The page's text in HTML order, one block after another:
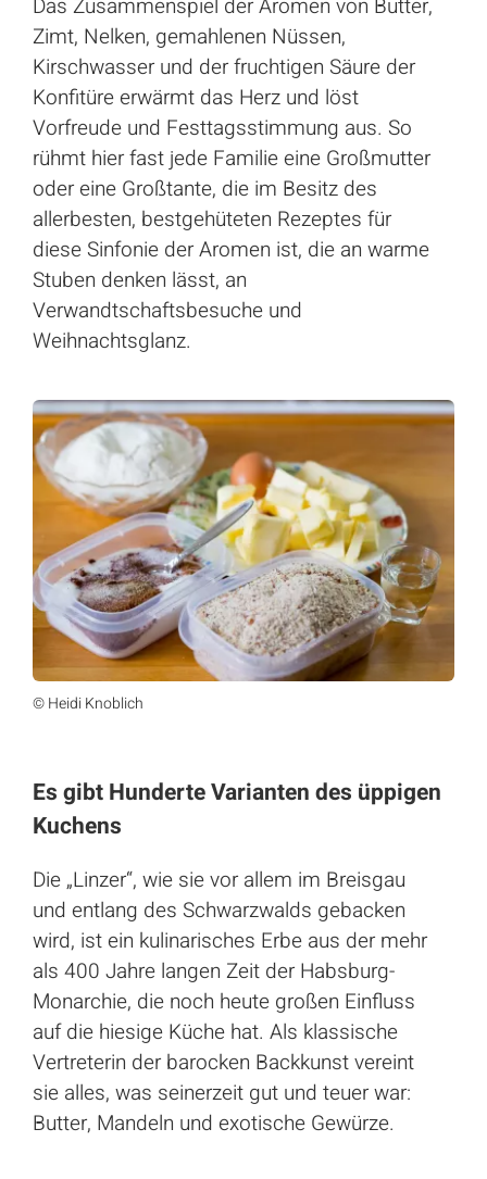
Das Zusammenspiel der Aromen von Butter,
Zimt, Nelken, gemahlenen Nüssen,
Kirschwasser und der fruchtigen Säure der
Konfitüre erwärmt das Herz und löst
Vorfreude und Festtagsstimmung aus. So
rühmt hier fast jede Familie eine Großmutter
oder eine Großtante, die im Besitz des
allerbesten, bestgehüteten Rezeptes für
diese Sinfonie der Aromen ist, die an warme
Stuben denken lässt, an
Verwandtschaftsbesuche und
Weihnachtsglanz.
© Heidi Knoblich
Es gibt Hunderte Varianten des üppigen
Kuchens
Die „Linzer“, wie sie vor allem im Breisgau
und entlang des Schwarzwalds gebacken
wird, ist ein kulinarisches Erbe aus der mehr
als 400 Jahre langen Zeit der Habsburg-
Monarchie, die noch heute großen Einfluss
auf die hiesige Küche hat. Als klassische
Vertreterin der barocken Backkunst vereint
sie alles, was seinerzeit gut und teuer war:
Butter, Mandeln und exotische Gewürze.